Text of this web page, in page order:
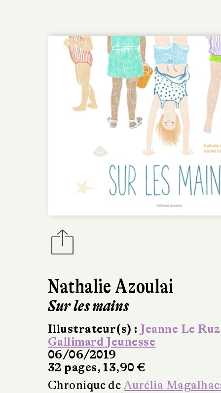
Nathalie Azoulai
Sur les mains
Illustrateur(s) : Jeanne Le Ruz
Gallimard Jeunesse
06/06/2019
32 pages, 13,90 €
Chronique de Aurélia